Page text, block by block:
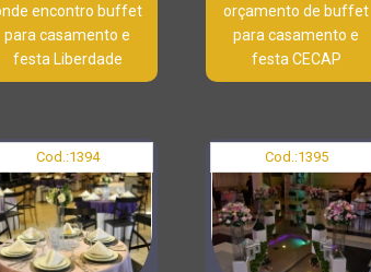
encontro buffet
para casamento e
festa Liberdade
orçamento de buffet
para casamento e
festa CECAP
Cod.:1394 Cod.:1395